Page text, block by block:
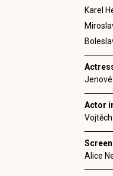
Karel
Actor
Alice